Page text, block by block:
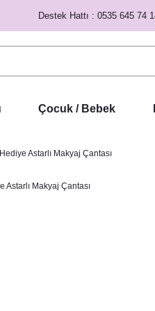
Destek Hattı : 0535 645 74
Çocuk / Bebek
Astarlı Makyaj Çantası